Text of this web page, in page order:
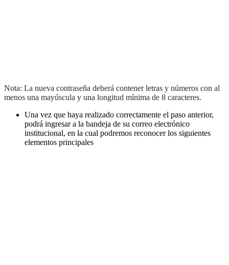
Nota: La nueva contraseña deberá contener letras y números con al
menos una mayúscula y una longitud mínima de 8 caracteres.
Una vez que haya realizado correctamente el paso anterior,
podrá ingresar a la bandeja de su correo electrónico
institucional, en la cual podremos reconocer los siguientes
elementos principales